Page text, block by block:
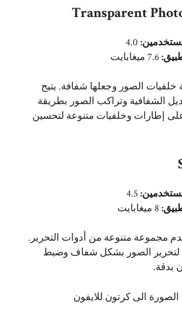
خلفيات الصور وجعلها شفافة. يتيح
الشفافية وتراكب الصور بطريقة
إطارات وخلفيات متنوعة لتحسين
مجموعة متنوعة من أدوات التحرير.
لتحرير الصور بشكل شفاف وضبط
بدقة.
الى كرتون للايفون